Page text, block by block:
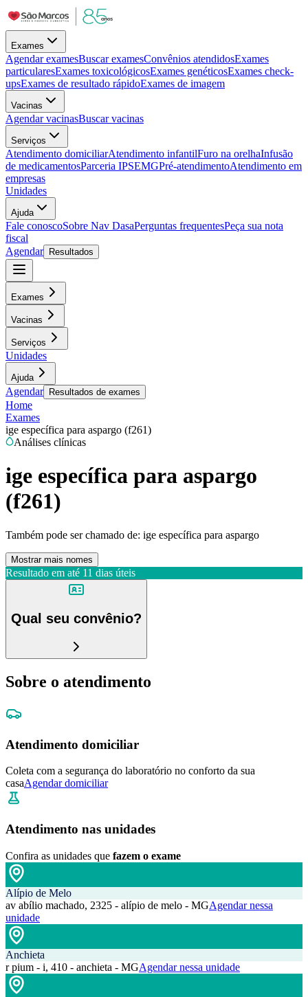
Exames
Agendar examesBuscar examesConvênios atendidosExames
particularesExames toxicológicosExames genéticosExames check-
upsExames de resultado rápidoExames de imagem
Vacinas
Agendar vacinasBuscar vacinas
Serviços
Atendimento domiciliarAtendimento infantilFuro na orelhaInfusão
de medicamentosParceria IPSEMGPré-atendimentoAtendimento em
empresas
Unidades
Ajuda
Fale conoscoSobre Nav DasaPerguntas frequentesPeça sua nota
fiscal
Agendar
Resultados
Exames
Vacinas
Serviços
Unidades
Ajuda
Agendar Resultados de exames
Home
Exames
ige específica para aspargo (f261)
Análises clínicas
ige específica para aspargo
(f261)
Também pode ser chamado de: ige específica para aspargo
Mostrar mais nomes
Resultado em até 11 dias úteis
Qual seu convênio?
Sobre o atendimento
Atendimento domiciliar
Coleta com a segurança do laboratório no conforto da sua
casaAgendar domiciliar
Atendimento nas unidades
Confira as unidades que fazem o exame
Alípio de Melo
av abílio machado, 2325 - alípio de melo - MGAgendar nessa
unidade
Anchieta
r pium - i, 410 - anchieta - MGAgendar nessa unidade